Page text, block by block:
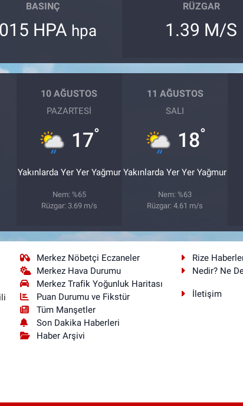
BASINÇ
HPA hpa
RÜZGAR
1.39 M/S
10 AĞUSTOS
PAZARTESI
17°
Yakınlarda Yer Yer Yağmur
Nem: %65
Rüzgar: 3.69 m/s
11 AĞUSTOS
SALI
18°
Yakınlarda Yer Yer Yağmur
Nem: %63
Rüzgar: 4.61 m/s
Merkez Nöbetçi Eczaneler
Merkez Hava Durumu
Merkez Trafik Yoğunluk Haritası
Puan Durumu ve Fikstür
Tüm Manşetler
Son Dakika Haberleri
Haber Arşivi
Rize
Nedir? Ne
İletişim